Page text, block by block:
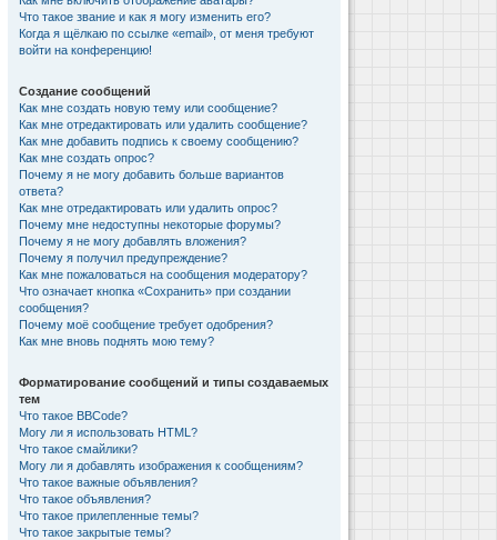
Что такое звание и как я могу изменить его?
Когда я щёлкаю по ссылке «email», от меня требуют
войти на конференцию!
Создание сообщений
Как мне создать новую тему или сообщение?
Как мне отредактировать или удалить сообщение?
Как мне добавить подпись к своему сообщению?
Как мне создать опрос?
Почему я не могу добавить больше вариантов
ответа?
Как мне отредактировать или удалить опрос?
Почему мне недоступны некоторые форумы?
Почему я не могу добавлять вложения?
Почему я получил предупреждение?
Как мне пожаловаться на сообщения модератору?
Что означает кнопка «Сохранить» при создании
сообщения?
Почему моё сообщение требует одобрения?
Как мне вновь поднять мою тему?
Форматирование сообщений и типы создаваемых
тем
Что такое BBCode?
Могу ли я использовать HTML?
Что такое смайлики?
Могу ли я добавлять изображения к сообщениям?
Что такое важные объявления?
Что такое объявления?
Что такое прилепленные темы?
Что такое закрытые темы?